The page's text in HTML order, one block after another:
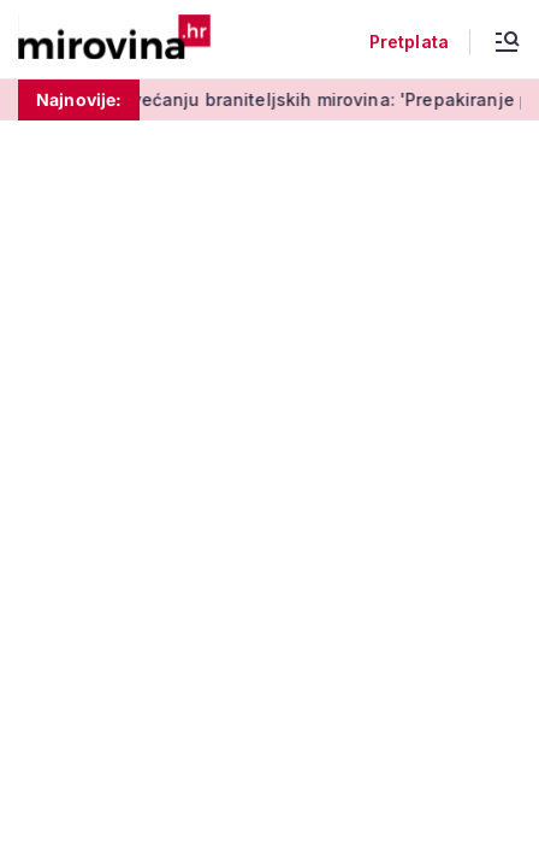
Pretplata
Najnovije:
braniteljskih mirovina: 'Prepakiranje prijedloga Možemo!'